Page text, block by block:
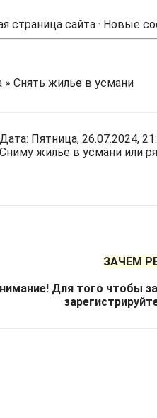
страница сайта · Новые
» Снять жилье в усмани
Дата: Пятница, 26.07.2024,
Сниму жилье в усмани или
ЗАЧЕМ
Для того чтобы